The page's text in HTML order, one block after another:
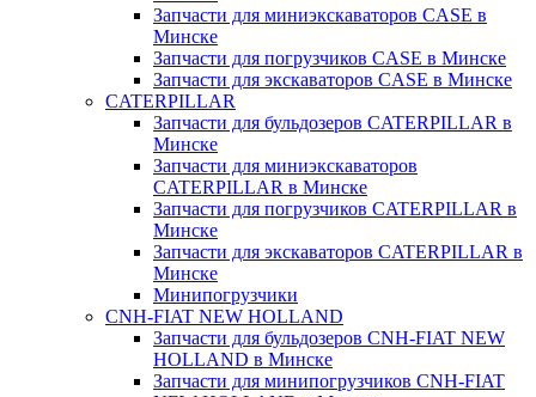
Запчасти для миниэкскаваторов CASE в
Минске
Запчасти для погрузчиков CASE в Минске
Запчасти для экскаваторов CASE в Минске
CATERPILLAR
Запчасти для бульдозеров CATERPILLAR в
Минске
Запчасти для миниэкскаваторов
CATERPILLAR в Минске
Запчасти для погрузчиков CATERPILLAR в
Минске
Запчасти для экскаваторов CATERPILLAR в
Минскe
Минипогрузчики
CNH-FIAT NEW HOLLAND
Запчасти для бульдозеров CNH-FIAT NEW
HOLLAND в Минске
Запчасти для минипогрузчиков CNH-FIAT